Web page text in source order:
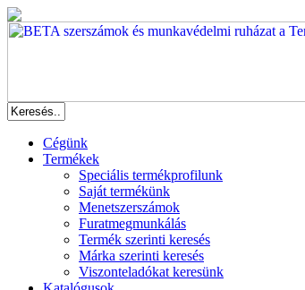
Cégünk
Termékek
Speciális termékprofilunk
Saját termékünk
Menetszerszámok
Furatmegmunkálás
Termék szerinti keresés
Márka szerinti keresés
Viszonteladókat keresünk